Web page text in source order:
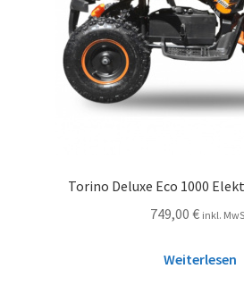
Torino Deluxe Eco 1000
749,00 € inkl.
Weiterlesen